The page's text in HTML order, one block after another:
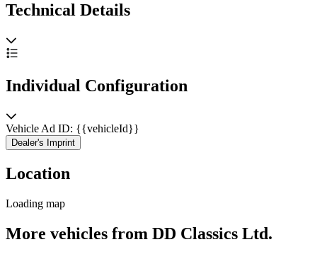
Technical Details
Individual Configuration
Vehicle Ad ID: {{vehicleId}}
Dealer's Imprint
Location
Loading map
More vehicles from DD Classics Ltd.